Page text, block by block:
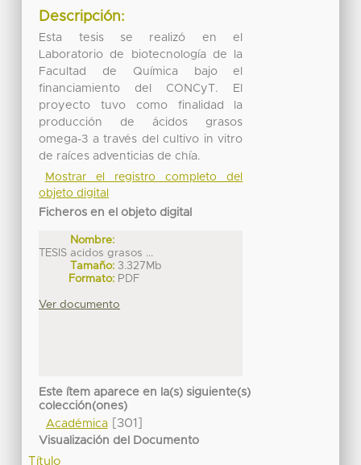
Descripción:
Esta tesis se realizó en el
Laboratorio de biotecnología de la
Facultad de Química bajo el
financiamiento del CONCyT. El
proyecto tuvo como finalidad la
producción de ácidos grasos
omega-3 a través del cultivo in vitro
de raíces adventicias de chía.
Mostrar el registro completo del
objeto digital
Ficheros en el objeto digital
Nombre:
TESIS acidos grasos ...
Tamaño: 3.327Mb
Formato: PDF
Ver documento
Este ítem aparece en la(s) siguiente(s)
colección(ones)
Académica[301]
Visualización del Documento
Título